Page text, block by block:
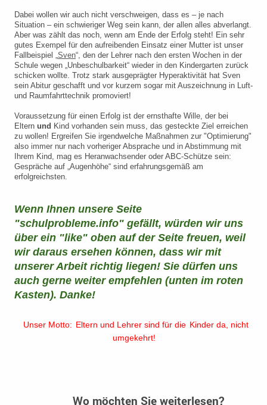
Dabei wollen wir auch nicht verschweigen, dass es – je nach
Situation – ein schwieriger Weg sein kann, der allen alles abverlangt.
Aber was zählt das noch, wenn am Ende der Erfolg steht! Ein sehr
gutes Exempel für den aufreibenden Einsatz einer Mutter ist unser
Fallbeispiel „Sven“, den der Lehrer nach den ersten Wochen in der
Schule wegen „Unbeschulbarkeit“ wieder in den Kindergarten zurück
schicken wollte. Trotz stark ausgeprägter Hyperaktivität hat Sven
sein Abitur geschafft und vor kurzem sogar mit Auszeichnung in Luft-
und Raumfahrttechnik promoviert!
Voraussetzung für einen Erfolg ist der ernsthafte Wille, der bei
Eltern und Kind vorhanden sein muss, das gesteckte Ziel erreichen
zu wollen! Ergreifen Sie irgendwelche Maßnahmen zur "Optimierung"
also immer nur nach vorheriger Absprache und in Abstimmung mit
Ihrem Kind, mag es Heranwachsender oder ABC-Schütze sein:
Gespräche auf „Augenhöhe“ sind erfahrungsgemäß am
erfolgreichsten.
Wenn Ihnen unsere Seite
"schulprobleme.info" gefällt, würden wir uns
über ein "like" oben auf der Seite freuen, weil
wir daraus ersehen können, dass wir mit
unserer Arbeit richtig liegen! Sie dürfen uns
auch gerne weiter empfehlen (unten im roten
Kasten). Danke!
Unser Motto: Eltern und Lehrer sind für die Kinder da, nicht
umgekehrt!
Wo möchten Sie weiterlesen?